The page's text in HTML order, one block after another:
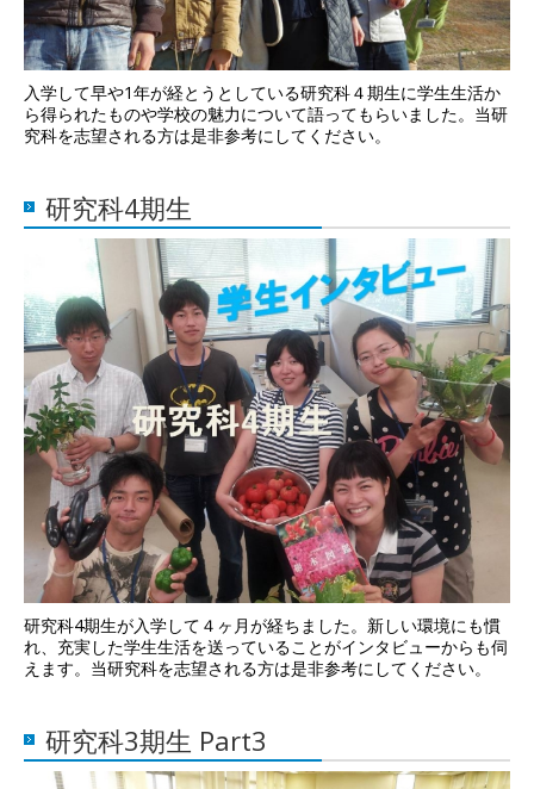
入学して早や1年が経とうとしている研究科４期生に学生生活か
ら得られたものや学校の魅力について語ってもらいました。当研
究科を志望される方は是非参考にしてください。
研究科4期生
研究科4期生が入学して４ヶ月が経ちました。新しい環境にも慣
れ、充実した学生生活を送っていることがインタビューからも伺
えます。当研究科を志望される方は是非参考にしてください。
研究科3期生 Part3